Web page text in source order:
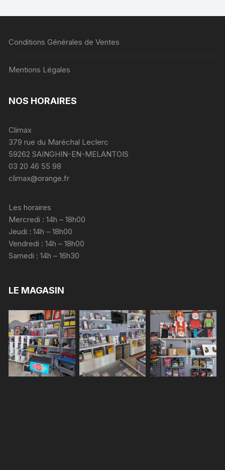
Conditions Générales de Ventes
Mentions Légales
NOS HORAIRES
Climax
379 rue du Maréchal Leclerc
59262 SAINGHIN-EN-MELANTOIS
03 20 46 55 98
climax@orange.fr
Les horaires
Mercredi : 14h – 18h00
Jeudi : 14h – 18h00
Vendredi : 14h – 18h00
Samedi : 14h – 16h30
LE MAGASIN